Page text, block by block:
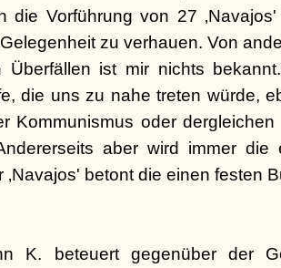
die Vorführung von 27
zu verhauen. Von
Überfällen ist mir nichts
die uns zu nahe treten würde,
Kommunismus oder
aber wird immer die
‚Navajos' betont die einen festen
K. beteuert gegenüber der